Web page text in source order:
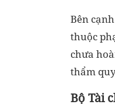
Bên
thuộc
chưa
thẩm
Bộ Tài